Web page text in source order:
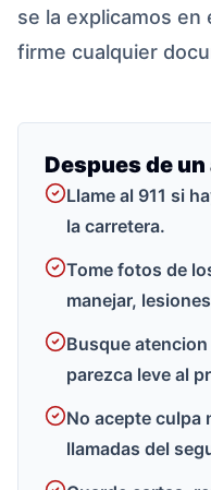
se la explicamos en
firme cualquier
Despues de
Llame al 911 si
la carretera.
Tome fotos de
manejar,
Busque
parezca leve al
No acepte culpa
llamadas del